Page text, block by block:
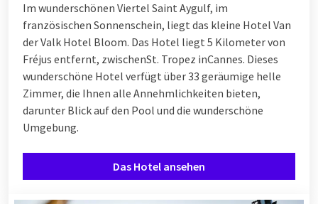
Im wunderschönen Viertel Saint Aygulf, im
französischen Sonnenschein, liegt das kleine Hotel Van
der Valk Hotel Bloom. Das Hotel liegt 5 Kilometer von
Fréjus entfernt, zwischenSt. Tropez inCannes. Dieses
wunderschöne Hotel verfügt über 33 geräumige helle
Zimmer, die Ihnen alle Annehmlichkeiten bieten,
darunter Blick auf den Pool und die wunderschöne
Umgebung.
Das Hotel ansehen